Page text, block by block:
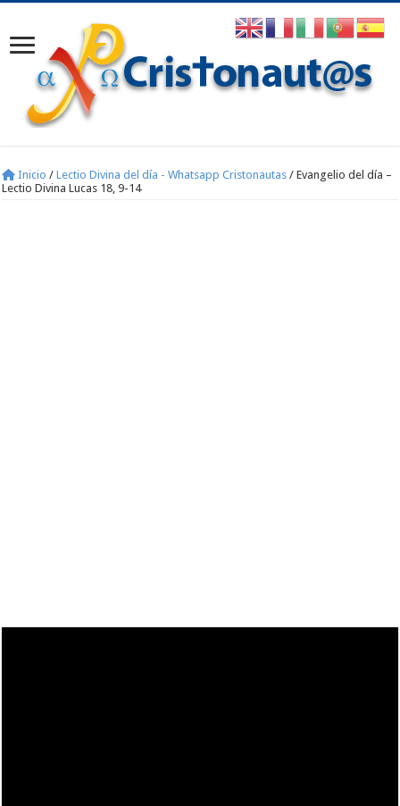
Inicio / Lectio Divina del día - Whatsapp Cristonautas / Evangelio del día –
Lectio Divina Lucas 18, 9-14